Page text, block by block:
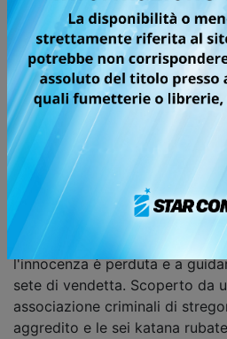
LA SCINTILLA DEL
TRASFORMA IN
SOLIDA KATANA.
Chihiro Rokuhira è un giovane
forgiatura della katana dal
artigiano leggendario fautore di
intrise di spaventosi poteri
dell'uomo e del suo ruolo
passato, i due vivono di
conducendo una vita semplice.
Anni dopo, lo sguardo di
l'innocenza è perduta e a
sete di vendetta. Scoperto da
associazione criminali di
aggredito e le sei katana